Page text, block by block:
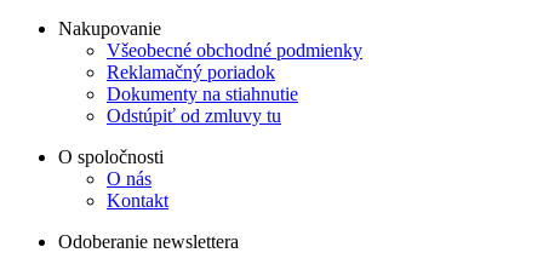
Nakupovanie
Všeobecné obchodné podmienky
Reklamačný poriadok
Dokumenty na stiahnutie
Odstúpiť od zmluvy tu
O spoločnosti
O nás
Kontakt
Odoberanie newslettera